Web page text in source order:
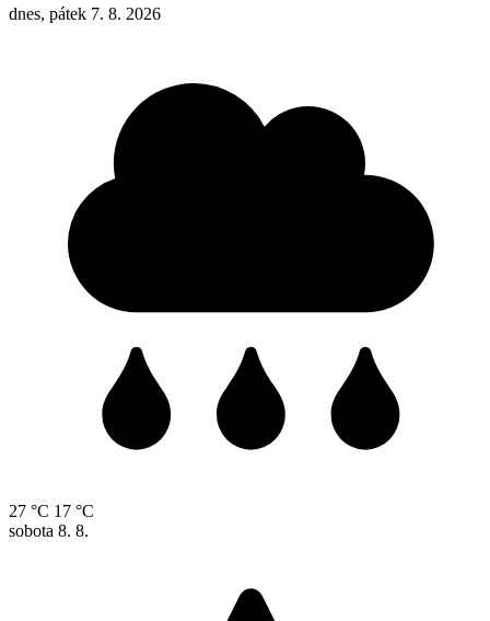
dnes, pátek 7. 8. 2026
27 °C 17 °C
sobota 8. 8.